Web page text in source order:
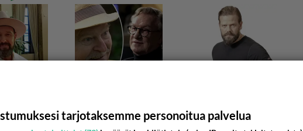
tarjotaksemme personoitua palvelua